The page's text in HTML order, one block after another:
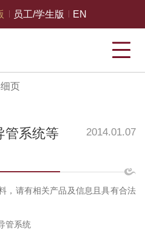
员工/学生版 EN
页
管系统等
2014.01.07
，请有相关产品及信息且具有合法
管系统